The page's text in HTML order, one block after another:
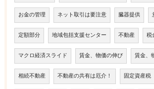
お金の管理 ネット取引は要注意 臓器提供
定額部分 地域包括支援センター 不動産 税
マクロ経済スライド 賃金、物価の伸び 賃金、
相続不動産 不動産の共有は厄介！ 固定資産税